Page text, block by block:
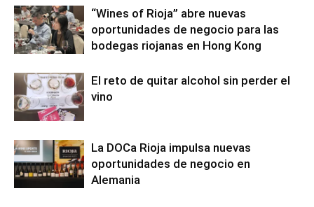
“Wines of Rioja” abre nuevas
oportunidades de negocio para las
bodegas riojanas en Hong Kong
El reto de quitar alcohol sin perder el
vino
La DOCa Rioja impulsa nuevas
oportunidades de negocio en
Alemania